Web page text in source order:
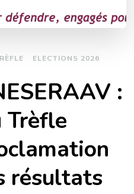
ELECTIONS 2026
:
Trèfle
résultats